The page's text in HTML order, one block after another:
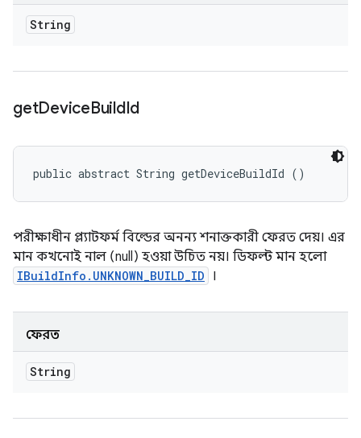
String
getDeviceBuildId
public abstract String getDeviceBuildId ()
পরীক্ষাধীন প্ল্যাটফর্ম বিল্ডের অনন্য শনাক্তকারী ফেরত দেয়। এর
মান কখনোই নাল (null) হওয়া উচিত নয়। ডিফল্ট মান হলো
IBuildInfo.UNKNOWN_BUILD_ID ।
ফেরত
String